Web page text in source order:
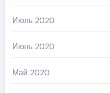
Июль 2020
Июнь 2020
Май 2020